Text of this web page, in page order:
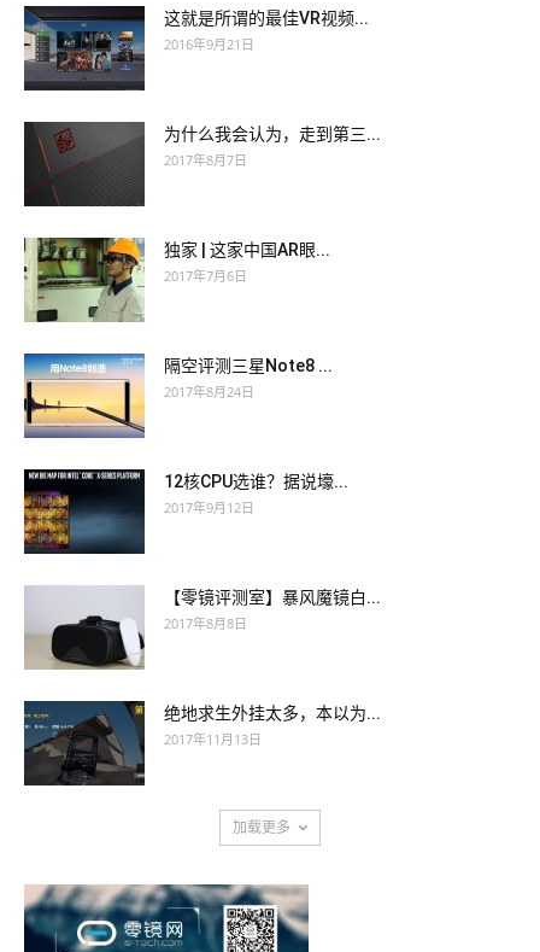
这就是所谓的最佳VR视频...
2016年9月21日
为什么我会认为，走到第三...
2017年8月7日
独家 | 这家中国AR眼...
2017年7月6日
隔空评测三星Note8 ...
2017年8月24日
12核CPU选谁？据说壕...
2017年9月12日
【零镜评测室】暴风魔镜白...
2017年8月8日
绝地求生外挂太多，本以为...
2017年11月13日
加载更多